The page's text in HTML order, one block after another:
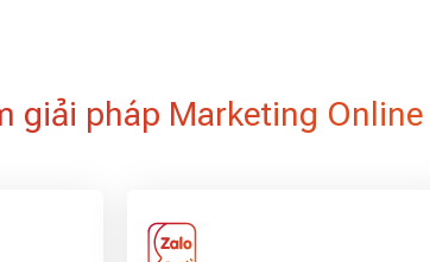
giải pháp Marketing Online